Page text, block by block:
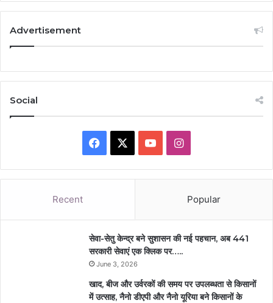
Advertisement
Social
Facebook YouTubeInstagram
Recent Popular
सेवा-सेतु केन्द्र बने सुशासन की नई पहचान, अब 441
सरकारी सेवाएं एक क्लिक पर…..
June 3, 2026
खाद, बीज और उर्वरकों की समय पर उपलब्धता से किसानों
में उत्साह, नैनो डीएपी और नैनो यूरिया बने किसानों के